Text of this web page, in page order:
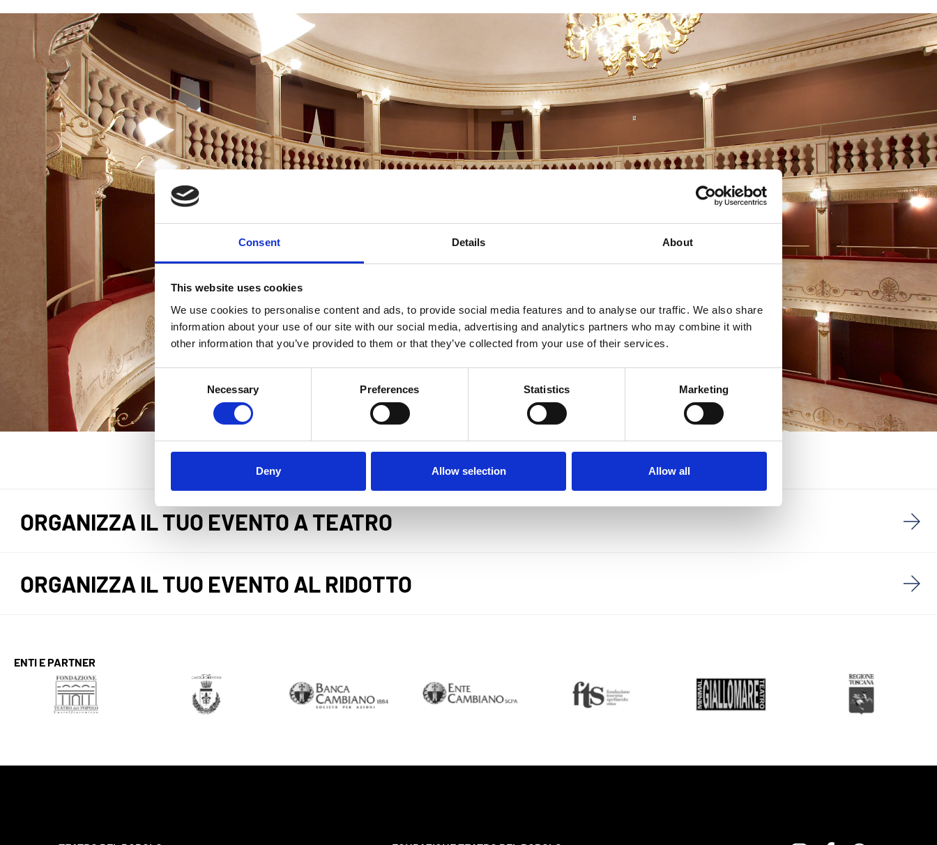
Consent Details About
This website uses cookies
We use cookies to personalise content and ads, to provide social media features and to analyse our traffic. We also share
information about your use of our site with our social media, advertising and analytics partners who may combine it with
other information that you’ve provided to them or that they’ve collected from your use of their services.
Consent
Necessary Preferences Statistics Marketing
Deny Allow selection Allow all
ORGANIZZA IL TUO EVENTO A TEATRO
ORGANIZZA IL TUO EVENTO AL RIDOTTO
ENTI E PARTNER